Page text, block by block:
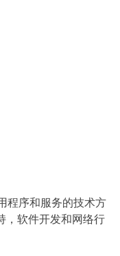
程序和服务的技术方
，软件开发和网络行